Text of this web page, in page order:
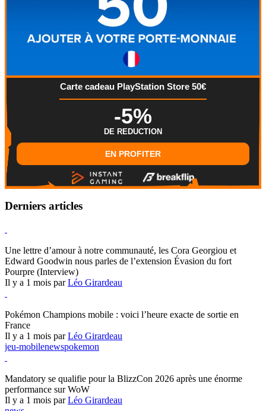
Carte cadeau PlayStation Store 50€
-5%
DE REDUCTION
EN PROFITER
Derniers articles
Une lettre d’amour à notre communauté, les Cora Georgiou et
Edward Goodwin nous parles de l’extension Évasion du fort
Pourpre (Interview)
Il y a 1 mois parLéo Girardeau
Pokémon Champions mobile : voici l’heure exacte de sortie en
France
Il y a 1 mois parLéo Girardeau
jeu-mobilenewspokemon
Mandatory se qualifie pour la BlizzCon 2026 après une énorme
performance sur WoW
Il y a 1 mois parLéo Girardeau